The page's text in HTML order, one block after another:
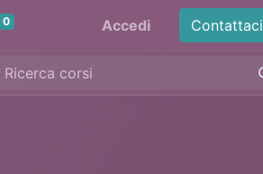
0 Accedi Contattaci